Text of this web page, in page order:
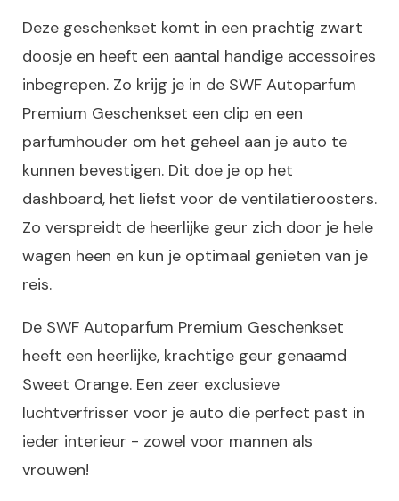
Deze geschenkset komt in een prachtig zwart
doosje en heeft een aantal handige accessoires
inbegrepen. Zo krijg je in de SWF Autoparfum
Premium Geschenkset een clip en een
parfumhouder om het geheel aan je auto te
kunnen bevestigen. Dit doe je op het
dashboard, het liefst voor de ventilatieroosters.
Zo verspreidt de heerlijke geur zich door je hele
wagen heen en kun je optimaal genieten van je
reis.
De SWF Autoparfum Premium Geschenkset
heeft een heerlijke, krachtige geur genaamd
Sweet Orange. Een zeer exclusieve
luchtverfrisser voor je auto die perfect past in
ieder interieur - zowel voor mannen als
vrouwen!